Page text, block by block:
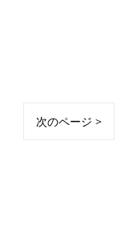
次のページ >